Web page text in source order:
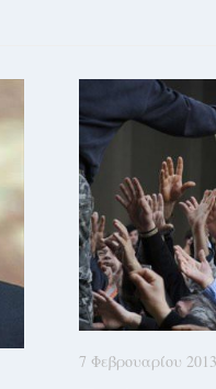
7 Φεβρουαρίου 2013